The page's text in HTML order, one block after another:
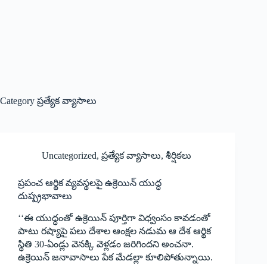
Category ప్రత్యేక వ్యాసాలు
Uncategorized, ప్రత్యేక వ్యాసాలు, శీర్షికలు
ప్రపంచ ఆర్థిక వ్యవస్థలపై ఉక్రెయిన్‌ ‌యుద్ధ
దుష్ప్రభావాలు
‘‘ఈ ‌యుద్ధంతో ఉక్రెయిన్‌ ‌పూర్తిగా విధ్వంసం కావడంతో
పాటు రష్యాపై పలు దేశాల ఆంక్షల నడుమ ఆ దేశ ఆర్థిక
స్థితి 30-ఏండ్లు వెనక్కి వెళ్లడం జరిగిందని అంచనా.
ఉక్రెయిన్‌ ‌జనావాసాలు పేక మేడల్లా కూలిపోతున్నాయి.